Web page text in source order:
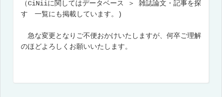
（CiNiiに関してはデータベース ＞ 雑誌論文・記事を探
す 一覧にも掲載しています。)
急な変更となりご不便おかけいたしますが、何卒ご理解
のほどよろしくお願いいたします。